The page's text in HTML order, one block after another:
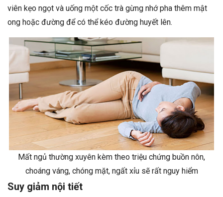
viên kẹo ngọt và uống một cốc trà gừng nhớ pha thêm mật
ong hoặc đường để có thể kéo đường huyết lên.
Mất ngủ thường xuyên kèm theo triệu chứng buồn nôn,
choáng váng, chóng mặt, ngất xỉu sẽ rất nguy hiểm
Suy giảm nội tiết